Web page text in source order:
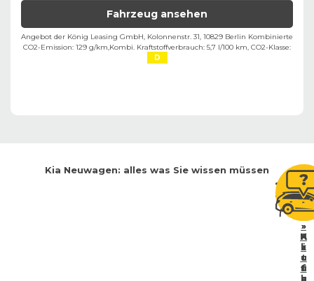
Fahrzeug ansehen
Angebot der König Leasing GmbH, Kolonnenstr. 31, 10829 Berlin ​ Kombinierte
CO2-Emission: 129 g/km,Kombi. Kraftstoffverbrauch: 5,7 l/100 km, CO2-Klasse:
D
Kia Neuwagen: alles was Sie wissen müssen
»
A
k
t
u
e
»
K
a
u
f
b
»
H
ä
u
fi
g